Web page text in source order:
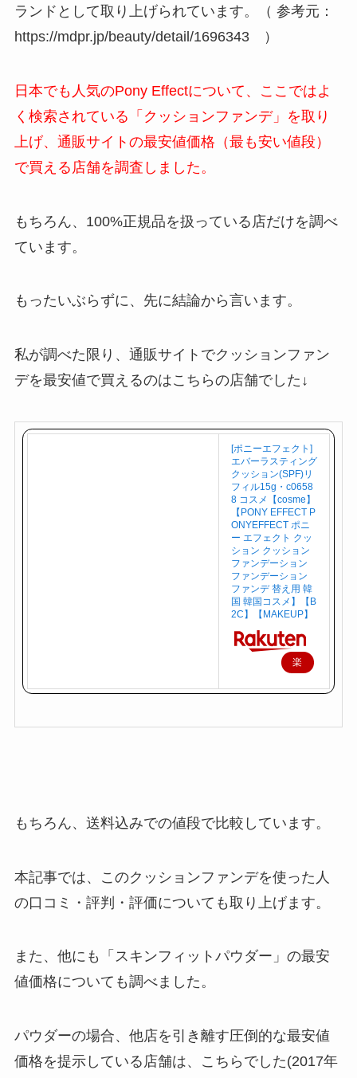
ランドとして取り上げられています。（ 参考元：
https://mdpr.jp/beauty/detail/1696343 ）
日本でも人気のPony Effectについて、ここではよ
く検索されている「クッションファンデ」を取り
上げ、通販サイトの最安値価格（最も安い値段）
で買える店舗を調査しました。
もちろん、100%正規品を扱っている店だけを調べ
ています。
もったいぶらずに、先に結論から言います。
私が調べた限り、通販サイトでクッションファン
デを最安値で買えるのはこちらの店舗でした↓
[ポニーエフェクト]
エバーラスティング
クッション(SPF)リ
フィル15g・c0658
8 コスメ【cosme】
【PONY EFFECT P
ONYEFFECT ポニ
ー エフェクト クッ
ション クッション
ファンデーション
ファンデーション
ファンデ 替え用 韓
国 韓国コスメ】【B
2C】【MAKEUP】
楽
購
もちろん、送料込みでの値段で比較しています。
本記事では、このクッションファンデを使った人
の口コミ・評判・評価についても取り上げます。
また、他にも「スキンフィットパウダー」の最安
値価格についても調べました。
パウダーの場合、他店を引き離す圧倒的な最安値
価格を提示している店舗は、こちらでした(2017年